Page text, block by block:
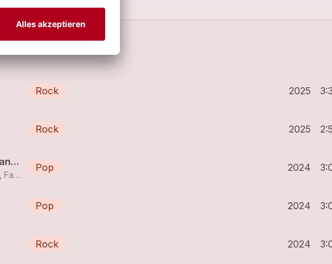
Rock 2025
Rock 2025
Joyeux Noël de Martine (feat. Forma, Yvan Franel (Stevans), Antony Trice, Sophie de Quay, Yann Lambiel, Silance, Faustine Jenny, Tafta, Hypsign, Amélie Daniel, Bastoun, Mané, Pascal Rinaldi, RAW, jO Mettraux, Stavros (Dirty Sound Magnet), Kiuzano, Kala, Chris Maldah, Jenny Lorant, Fabien Volery, Yagi l'Emoléphant, Thierry Savary, Sophie Noir)
Faustine Jenny
Pop 2024
Pop 2024
Rock 2024